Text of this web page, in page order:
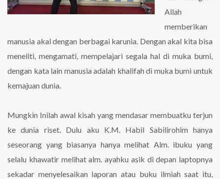
Allah
memberikan
manusia akal dengan berbagai karunia. Dengan akal kita bisa
meneliti, mengamati, mempelajari segala hal di muka bumi,
dengan kata lain manusia adalah khalifah di muka bumi untuk
kemajuan dunia.
Mungkin Inilah awal kisah yang mendasar membuatku terjun
ke dunia riset. Dulu aku K.M. Habil Sabilirohim hanya
seseorang yang biasanya hanya melihat Alm. ibuku yang
selalu khawatir melihat alm. ayahku asik di depan laptopnya
sekadar menyelesaikan laporan atau buku ilmiah saat itu,